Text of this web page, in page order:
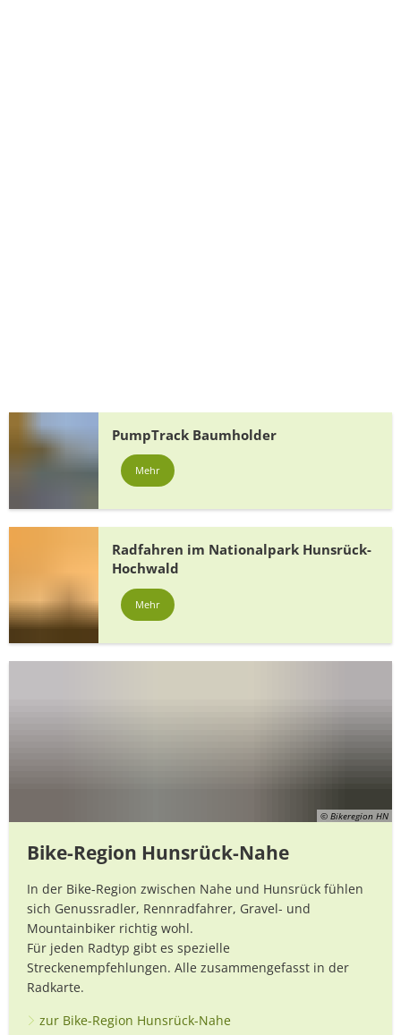
PumpTrack Baumholder
Mehr
Radfahren im Nationalpark Hunsrück-
Hochwald
Mehr
© Bikeregion HN
Bike-Region Hunsrück-Nahe
In der Bike-Region zwischen Nahe und Hunsrück fühlen
sich Genussradler, Rennradfahrer, Gravel- und
Mountainbiker richtig wohl.
Für jeden Radtyp gibt es spezielle
Streckenempfehlungen. Alle zusammengefasst in der
Radkarte.
zur Bike-Region Hunsrück-Nahe